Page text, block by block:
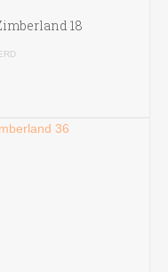
18